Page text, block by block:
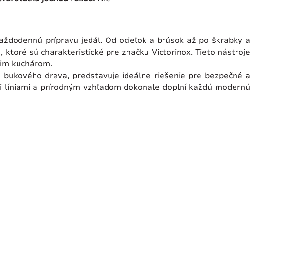
prípravu jedál. Od ocieľok a brúsok až po škrabky a
sú charakteristické pre značku Victorinox. Tieto nástroje
kuchárom.
dreva, predstavuje ideálne riešenie pre bezpečné a
a prírodným vzhľadom dokonale doplní každú modernú